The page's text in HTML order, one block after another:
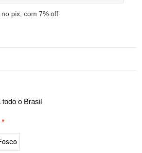
pix, com 7% off
todo o Brasil
*